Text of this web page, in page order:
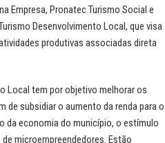
Empresa, Pronatec Turismo Social e
Desenvolvimento Local, que visa
produtivas associadas direta
Local tem por objetivo melhorar os
subsidiar o aumento da renda para o
da economia do município, o estímulo
microempreendedores. Estão